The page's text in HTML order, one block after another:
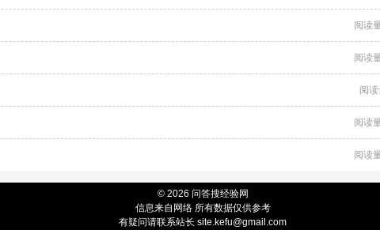
阅读
阅读
阅
阅读
阅读
© 2026 问答搜经验网
信息来自网络 所有数据仅供参考
有疑问请联系站长 site.kefu@gmail.com